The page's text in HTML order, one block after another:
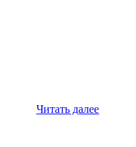
Читать далее